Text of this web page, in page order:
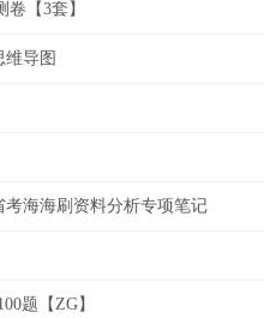
【3套】
维导图
考海海刷资料分析专项笔记
题【ZG】